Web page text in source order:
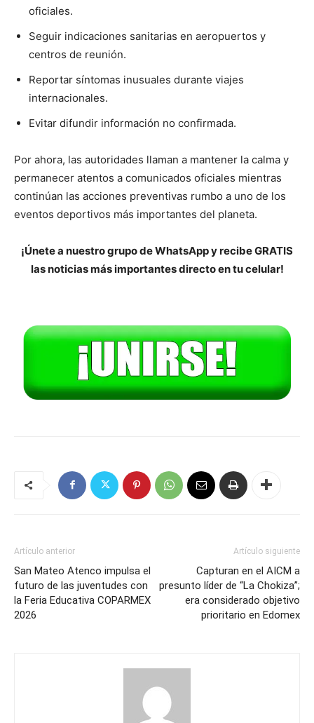
oficiales.
Seguir indicaciones sanitarias en aeropuertos y
centros de reunión.
Reportar síntomas inusuales durante viajes
internacionales.
Evitar difundir información no confirmada.
Por ahora, las autoridades llaman a mantener la calma y
permanecer atentos a comunicados oficiales mientras
continúan las acciones preventivas rumbo a uno de los
eventos deportivos más importantes del planeta.
¡Únete a nuestro grupo de WhatsApp y recibe GRATIS
las noticias más importantes directo en tu celular!
Artículo anterior
San Mateo Atenco impulsa el
futuro de las juventudes con
la Feria Educativa COPARMEX
2026
Artículo siguiente
Capturan en el AICM a
presunto líder de “La Chokiza”;
era considerado objetivo
prioritario en Edomex